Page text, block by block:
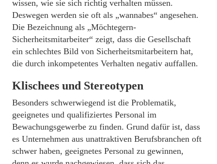
wissen, wie sie sich richtig verhalten müssen.
Deswegen werden sie oft als „wannabes“ angesehen.
Die Bezeichnung als „Möchtegern-
Sicherheitsmitarbeiter“ zeigt, dass die Gesellschaft
ein schlechtes Bild von Sicherheitsmitarbeitern hat,
die durch inkompetentes Verhalten negativ auffallen.
Klischees und Stereotypen
Besonders schwerwiegend ist die Problematik,
geeignetes und qualifiziertes Personal im
Bewachungsgewerbe zu finden. Grund dafür ist, dass
es Unternehmen aus unattraktiven Berufsbranchen oft
schwer haben, geeignetes Personal zu gewinnen,